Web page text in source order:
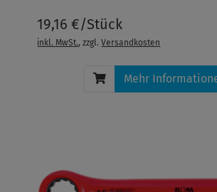
19,16 €/Stück
inkl. MwSt., zzgl.Versandkosten
Mehr